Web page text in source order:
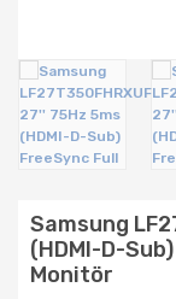
Samsung
(HDMI-D-
Monitör